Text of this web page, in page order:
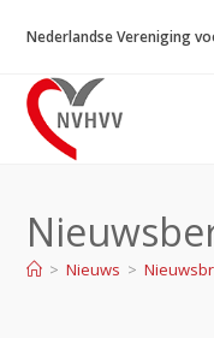
naar
inhoud
Nederlandse Vereniging
> Nieuws >